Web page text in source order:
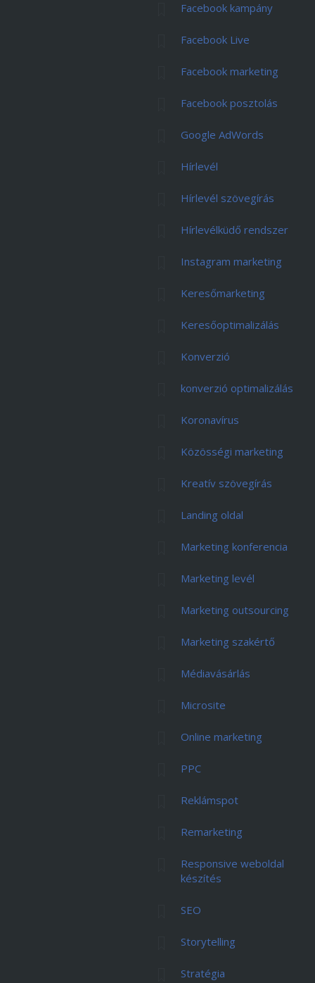
Facebook kampány
Facebook Live
Facebook marketing
Facebook posztolás
Google AdWords
Hírlevél
Hírlevél szövegírás
Hírlevélküdő rendszer
Instagram marketing
Keresőmarketing
Keresőoptimalizálás
Konverzió
konverzió optimalizálás
Koronavírus
Közösségi marketing
Kreatív szövegírás
Landing oldal
Marketing konferencia
Marketing levél
Marketing outsourcing
Marketing szakértő
Médiavásárlás
Microsite
Online marketing
PPC
Reklámspot
Remarketing
Responsive weboldal
készítés
SEO
Storytelling
Stratégia